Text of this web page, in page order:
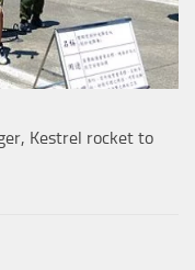
Kestrel rocket to